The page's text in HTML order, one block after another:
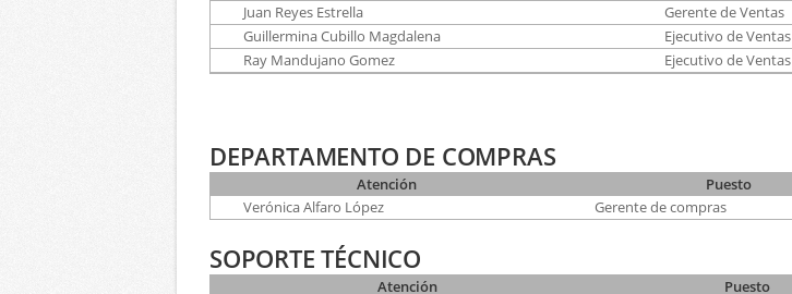
Juan Reyes Estrella
Gerente de Ventas
Guillermina Cubillo Magdalena
Ejecutivo de Ventas
Ray Mandujano Gomez
Ejecutivo de Ventas
DEPARTAMENTO DE COMPRAS
Atención Puesto
Verónica Alfaro López
Gerente de compras
SOPORTE TÉCNICO
Atención Puesto